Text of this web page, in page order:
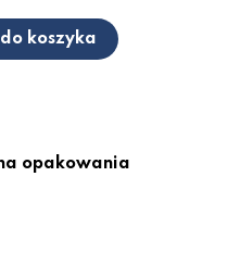
do koszyka
opakowania